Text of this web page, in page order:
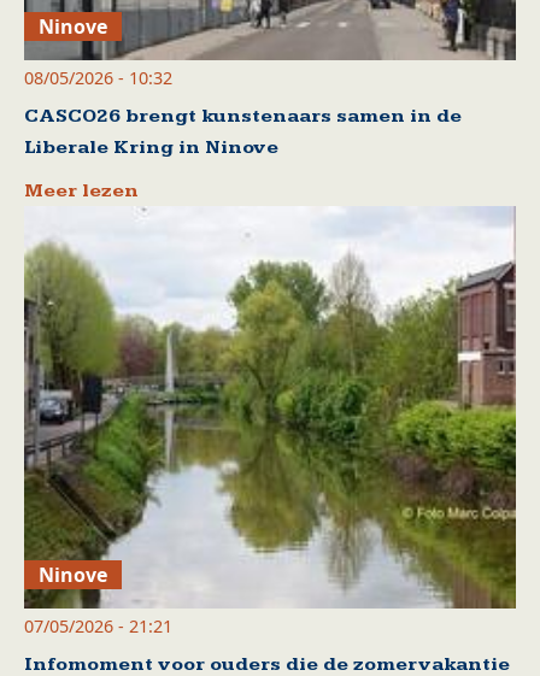
Ninove
08/05/2026 - 10:32
CASCO26 brengt kunstenaars samen in de
Liberale Kring in Ninove
Meer lezen
Ninove
07/05/2026 - 21:21
Infomoment voor ouders die de zomervakantie